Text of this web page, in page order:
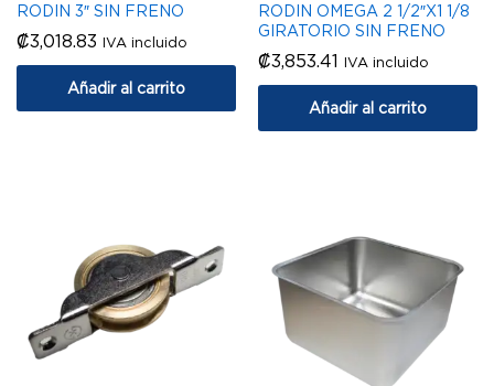
RODIN 3″ SIN FRENO
₡3,018.83 IVA incluido
Añadir al carrito
RODIN OMEGA 2 1/2″X1 1/8
GIRATORIO SIN FRENO
₡3,853.41 IVA incluido
Añadir al carrito